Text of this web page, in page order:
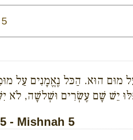
מוּם הוּא. הַכּל נֶאֱמָנִים עַל
יֵשׁ שָׁם עֶשְׂרִים וּשְׁלשָׁה, לֹא
- Mishnah 5